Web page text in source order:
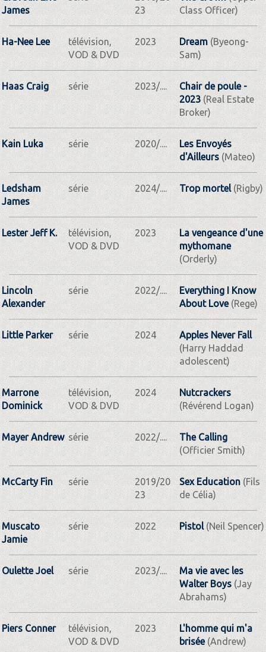
James
23
Class Officer)
Ha-Nee Lee
télévision,
VOD & DVD
2023 Dream(Byeong-
Sam)
Haas Craig série 2023/....
Chair de poule -
2023(Real Estate
Broker)
Kain Luka série 2020/....
Les Envoyés
d'Ailleurs(Mateo)
Ledsham
James
série 2024/.... Trop mortel(Rigby)
Lester Jeff K.
télévision,
VOD & DVD
2023
La vengeance d'une
mythomane
(Orderly)
Lincoln
Alexander
série 2022/....
Everything I Know
About Love(Rege)
Little Parker série 2024
Apples Never Fall
(Harry Haddad
adolescent)
Marrone
Dominick
télévision,
VOD & DVD
2024
Nutcrackers
(Révérend Logan)
Mayer Andrew série 2022/....
The Calling
(Officier Smith)
McCarty Fin série
2019/20
23
Sex Education(Fils
de Célia)
Muscato
Jamie
série 2022 Pistol(Neil Spencer)
Oulette Joel série 2023/....
Ma vie avec les
Walter Boys(Jay
Abrahams)
Piers Conner
télévision,
VOD & DVD
2023
L'homme qui m'a
brisée(Andrew)